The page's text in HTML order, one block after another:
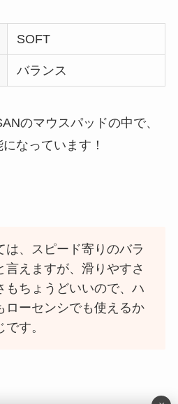
SOFT
バランス
のマウスパッドの中で、
なっています！
は、スピード寄りのバラ
言えますが、滑りやすさ
もちょうどいいので、ハ
ローセンシでも使えるか
す。